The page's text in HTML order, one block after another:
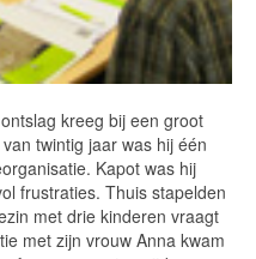
kreeg bij een groot
twintig jaar was hij één
Kapot was hij
frustraties. Thuis stapelden
met drie kinderen vraagt
met zijn vrouw Anna kwam